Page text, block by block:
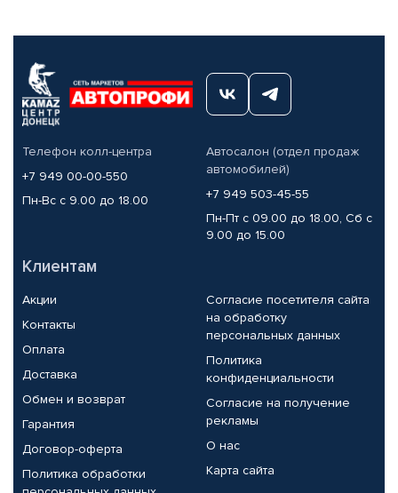
Телефон колл-центра
+7 949 00-00-550
Пн-Вс с 9.00 до 18.00
Автосалон (отдел продаж
автомобилей)
+7 949 503-45-55
Пн-Пт с 09.00 до 18.00, Сб с
9.00 до 15.00
Клиентам
Акции
Контакты
Оплата
Доставка
Обмен и возврат
Гарантия
Договор-оферта
Политика обработки
Согласие посетителя сайта
на обработку
персональных данных
Политика
конфиденциальности
Согласие на получение
рекламы
О нас
Карта сайта